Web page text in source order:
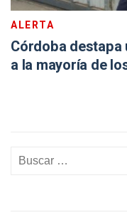
ALERTA
Córdoba destapa
a la mayoría de